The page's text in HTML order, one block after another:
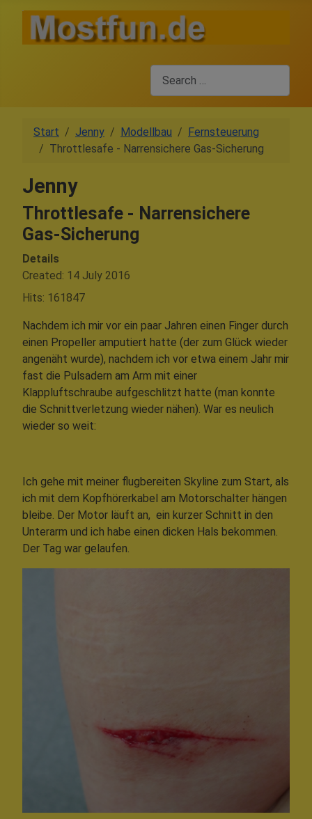
Start Jenny Modellbau
Fernsteuerung
Throttlesafe - Narrensichere Gas-Sicherung
Jenny
Throttlesafe - Narrensichere
Gas-Sicherung
Details
Created: 14 July 2016
Hits: 161847
Nachdem ich mir vor ein paar Jahren einen Finger durch
einen Propeller amputiert hatte (der zum Glück wieder
angenäht wurde), nachdem ich vor etwa einem Jahr mir
fast die Pulsadern am Arm mit einer
Klappluftschraube aufgeschlitzt hatte (man konnte
die Schnittverletzung wieder nähen). War es neulich
wieder so weit:
Ich gehe mit meiner flugbereiten Skyline zum Start, als
ich mit dem Kopfhörerkabel am Motorschalter hängen
bleibe. Der Motor läuft an, ein kurzer Schnitt in den
Unterarm und ich habe einen dicken Hals bekommen.
Der Tag war gelaufen.